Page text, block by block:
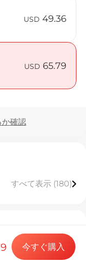
ン
USD 49.36
USD 65.79
確認
すべて表示 (180)
で無制限利用
できません
今すぐ購入